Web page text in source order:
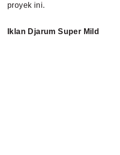
proyek ini.
Iklan Djarum Super Mild